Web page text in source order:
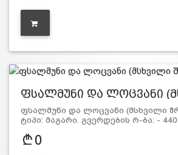
ფსალმუნი და ლოცვანი
ფსალმუნი და ლოცვანი (მსხვილი
ტიპი: მაგარი. გვერდების რ-ბა: -
0